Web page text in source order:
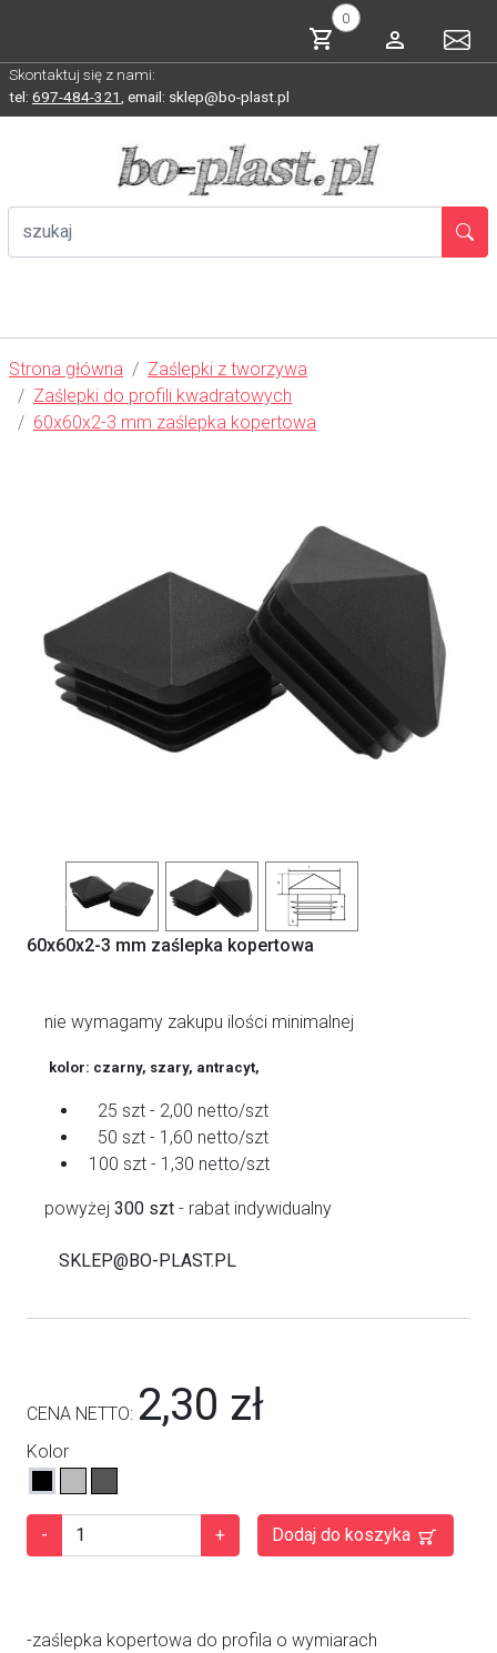
0
Skontaktuj się z nami:
tel: 697-484-321 email: sklep@bo-plast.pl
Strona główna
Zaślepki z tworzywa
Zaślepki do profili kwadratowych
60x60x2-3 mm zaślepka kopertowa
Previous
60x60x2-3 mm zaślepka kopertowa
nie wymagamy zakupu ilości minimalnej
kolor: czarny, szary, antracyt,
25 szt - 2,00 netto/szt
50 szt - 1,60 netto/szt
100 szt - 1,30 netto/szt
powyżej 300 szt - rabat indywidualny
SKLEP@BO-PLAST.PL
CENA NETTO: 2,30 zł
Kolor
- + Dodaj do koszyka
-zaślepka kopertowa do profila o wymiarach